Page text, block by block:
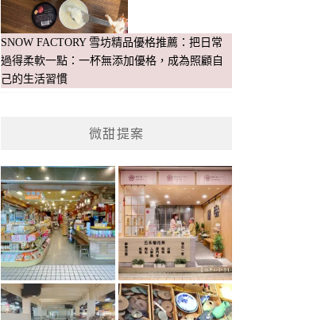
SNOW FACTORY 雪坊精品優格推薦：把日常
過得柔軟一點：一杯無添加優格，成為照顧自
己的生活習慣
微甜提案